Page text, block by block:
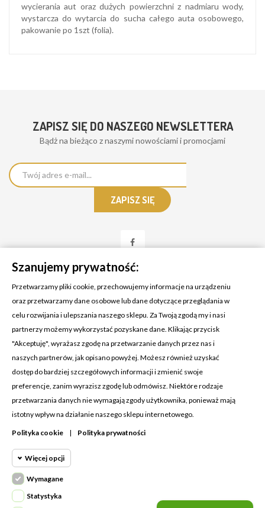
wycierania aut oraz dużych powierzchni z nadmiaru wody,
wystarcza do wytarcia do sucha całego auta osobowego,
pakowanie po 1szt (folia).
ZAPISZ SIĘ DO NASZEGO NEWSLETTERA
Bądż na bieżąco z naszymi nowościami i promocjami
KONTAKT Z NAMI
Adres:
Cosmetic4car
Budzisz 73A
39-200 Dębica
Dominik:
Klaudia: +48 730634730
MOJE KONTO
PRODUKTY
Szanujemy prywatność:
Przetwarzamy pliki cookie, przechowujemy informacje na urządzeniu
oraz przetwarzamy dane osobowe lub dane dotyczące przeglądania w
celu rozwijania i ulepszania naszego sklepu. Za Twoją zgodą my i nasi
partnerzy możemy wykorzystać pozyskane dane. Klikając przycisk
"Akceptuję", wyrażasz zgodę na przetwarzanie danych przez nas i
naszych partnerów, jak opisano powyżej. Możesz również uzyskać
dostęp do bardziej szczegółowych informacji i zmienić swoje
preferencje, zanim wyrazisz zgodę lub odmówisz. Niektóre rodzaje
przetwarzania danych nie wymagają zgody użytkownika, ponieważ mają
istotny wpływ na działanie naszego sklepu internetowego.
Polityka cookie | Polityka prywatności
Więcej opcji
Wymagane
Wymagane pliki cookie oraz cookie
Wymagane
Statystyka